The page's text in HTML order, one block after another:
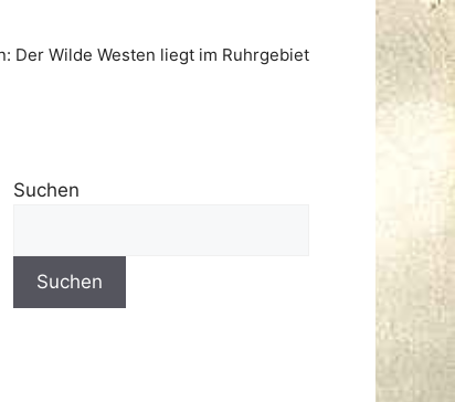
Der Wilde Westen liegt im Ruhrgebiet
Suchen
Suchen